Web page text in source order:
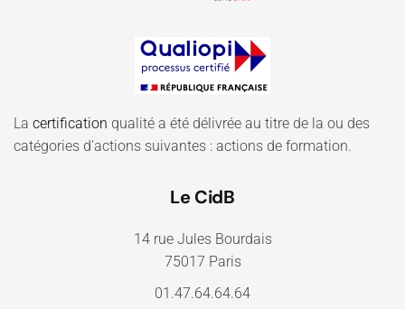
La certification qualité a été délivrée au titre de la ou des
catégories d'actions suivantes : actions de formation.
Le CidB
14 rue Jules Bourdais
75017 Paris
01.47.64.64.64